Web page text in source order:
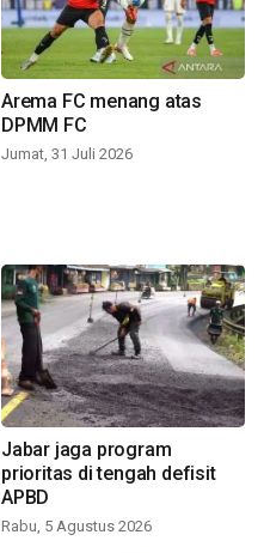
Arema FC menang atas
DPMM FC
Jumat, 31 Juli 2026
Jabar jaga program
prioritas di tengah defisit
APBD
Rabu, 5 Agustus 2026